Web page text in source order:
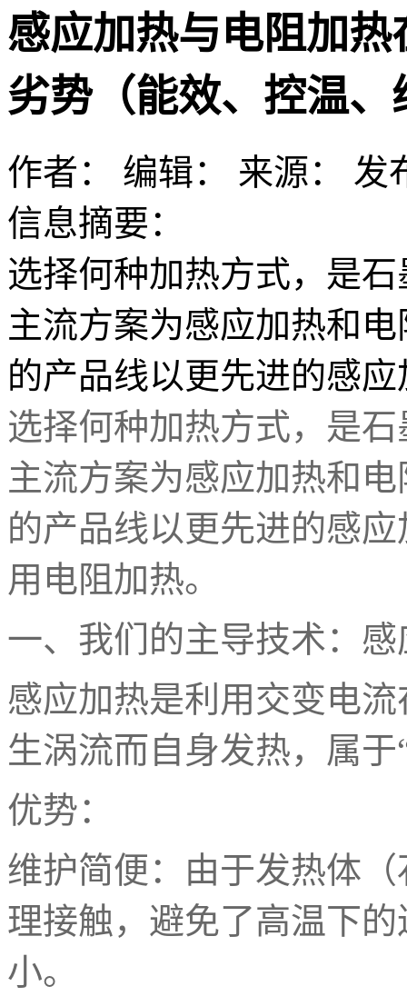
感应加热与电阻加
劣势（能效、控温
作者： 编辑： 来源： 发
信息摘要：
选择何种加热方式，是
主流方案为感应加热和
的产品线以更先进的感
选择何种加热方式，是
主流方案为感应加热和
的产品线以更先进的感
用电阻加热。
一、我们的主导技术：感
感应加热是利用交变电
生涡流而自身发热，属于
优势：
维护简便：由于发热体
理接触，避免了高温下
小。